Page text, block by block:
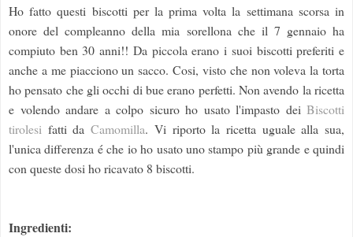
Ho fatto questi biscotti per la prima volta la settimana scorsa in
onore del compleanno della mia sorellona che il 7 gennaio ha
compiuto ben 30 anni!! Da piccola erano i suoi biscotti preferiti e
anche a me piacciono un sacco. Cosi, visto che non voleva la torta
ho pensato che gli occhi di bue erano perfetti. Non avendo la ricetta
e volendo andare a colpo sicuro ho usato l'impasto dei Biscotti
tirolesi fatti daCamomilla. Vi riporto la ricetta uguale alla sua,
l'unica differenza é che io ho usato uno stampo più grande e quindi
con queste dosi ho ricavato 8 biscotti.
Ingredienti: